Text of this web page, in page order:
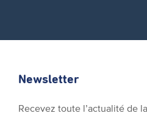
Newsletter
Recevez toute l’actualité de